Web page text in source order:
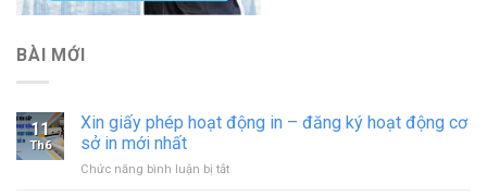
BÀI MỚI
11
Th6
Xin giấy phép hoạt động in – đăng ký hoạt động cơ
sở in mới nhất
Chức năng bình luận bị tắtở